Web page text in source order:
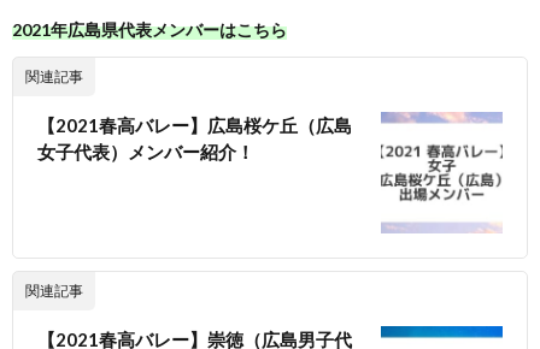
2021年広島県代表メンバーはこちら
関連記事
【2021春高バレー】広島桜ケ丘（広島
女子代表）メンバー紹介！
関連記事
【2021春高バレー】崇徳（広島男子代